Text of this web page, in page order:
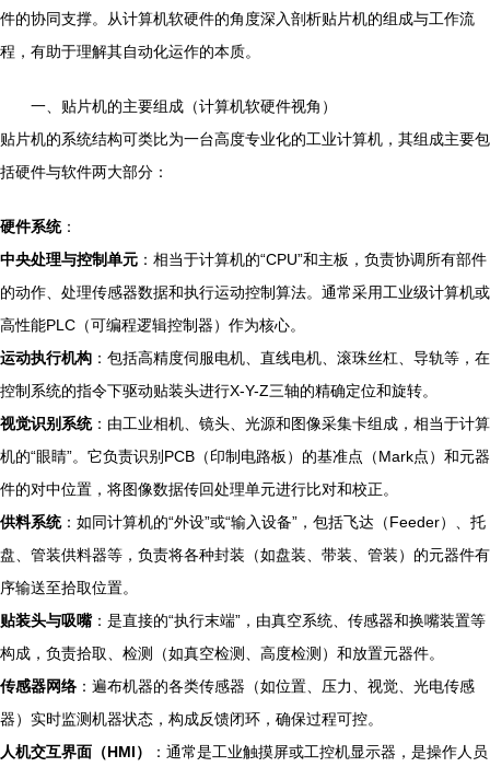
件的协同支撑。从计算机软硬件的角度深入剖析贴片机的组成与工作流
程，有助于理解其自动化运作的本质。
一、贴片机的主要组成（计算机软硬件视角）
贴片机的系统结构可类比为一台高度专业化的工业计算机，其组成主要包
括硬件与软件两大部分：
硬件系统：
中央处理与控制单元 ：相当于计算机的“CPU”和主板，负责协调所有部件
的动作、处理传感器数据和执行运动控制算法。通常采用工业级计算机或
高性能PLC（可编程逻辑控制器）作为核心。
运动执行机构 ：包括高精度伺服电机、直线电机、滚珠丝杠、导轨等，在
控制系统的指令下驱动贴装头进行X-Y-Z三轴的精确定位和旋转。
视觉识别系统：由工业相机、镜头、光源和图像采集卡组成，相当于计算
机的“眼睛”。它负责识别PCB（印制电路板）的基准点（Mark点）和元器
件的对中位置，将图像数据传回处理单元进行比对和校正。
供料系统：如同计算机的“外设”或“输入设备”，包括飞达（Feeder）、托
盘、管装供料器等，负责将各种封装（如盘装、带装、管装）的元器件有
序输送至拾取位置。
贴装头与吸嘴：是直接的“执行末端”，由真空系统、传感器和换嘴装置等
构成，负责拾取、检测（如真空检测、高度检测）和放置元器件。
传感器网络 ：遍布机器的各类传感器（如位置、压力、视觉、光电传感
器）实时监测机器状态，构成反馈闭环，确保过程可控。
人机交互界面（HMI）
：通常是工业触摸屏或工控机显示器，是操作人员